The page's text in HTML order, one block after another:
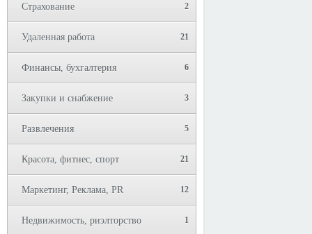
Страхование 2
Удаленная работа 21
Финансы, бухгалтерия 6
Закупки и снабжение 3
Развлечения 5
Красота, фитнес, спорт 21
Маркетинг, Реклама, PR 12
Недвижимость, риэлторство 1